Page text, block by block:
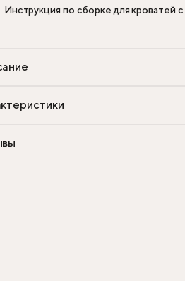
Инструкция по сборке для